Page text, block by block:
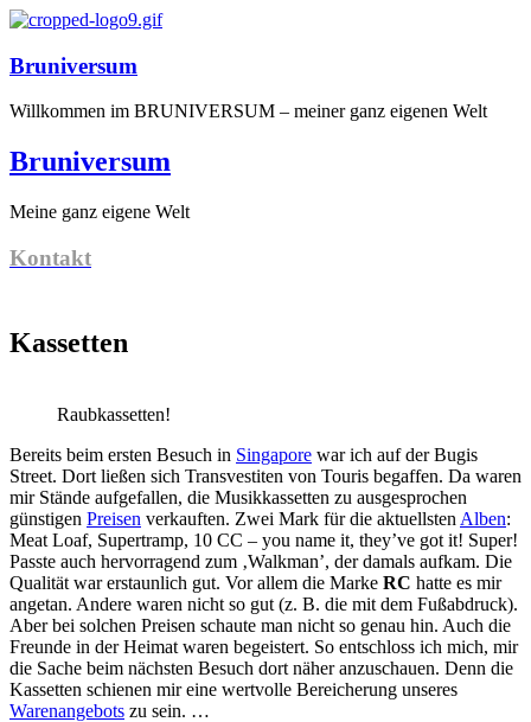
Bruniversum
Willkommen im BRUNIVERSUM – meiner ganz eigenen Welt
Bruniversum
Meine ganz eigene Welt
Kontakt
Kassetten
Raubkassetten!
Bereits beim ersten Besuch in Singapore war ich auf der Bugis
Street. Dort ließen sich Transvestiten von Touris begaffen. Da waren
mir Stände aufgefallen, die Musikkassetten zu ausgesprochen
günstigen Preisen verkauften. Zwei Mark für die aktuellsten Alben:
Meat Loaf, Supertramp, 10 CC – you name it, they’ve got it! Super!
Passte auch hervorragend zum ‚Walkman’, der damals aufkam. Die
Qualität war erstaunlich gut. Vor allem die Marke RC hatte es mir
angetan. Andere waren nicht so gut (z. B. die mit dem Fußabdruck).
Aber bei solchen Preisen schaute man nicht so genau hin. Auch die
Freunde in der Heimat waren begeistert. So entschloss ich mich, mir
die Sache beim nächsten Besuch dort näher anzuschauen. Denn die
Kassetten schienen mir eine wertvolle Bereicherung unseres
Warenangebots zu sein. …